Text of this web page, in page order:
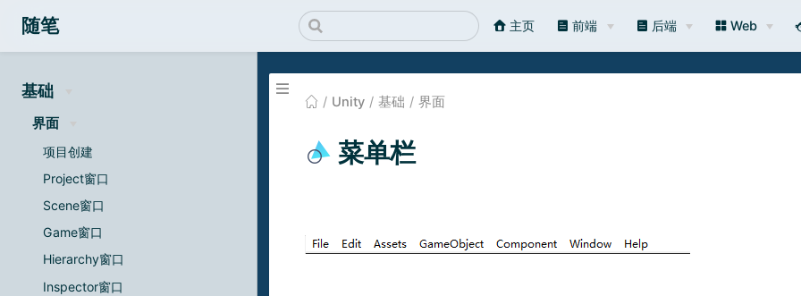
随笔 主页 前端 后端 Web
基础
界面
项目创建
Project窗口
Scene窗口
Game窗口
Hierarchy窗口
Inspector窗口
Unity 基础 界面
菜单栏